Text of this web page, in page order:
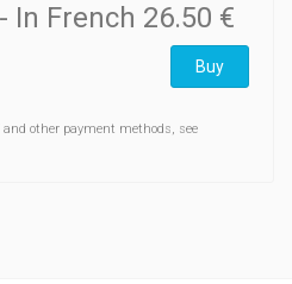
- In French 26.50 €
Buy
other payment methods, see